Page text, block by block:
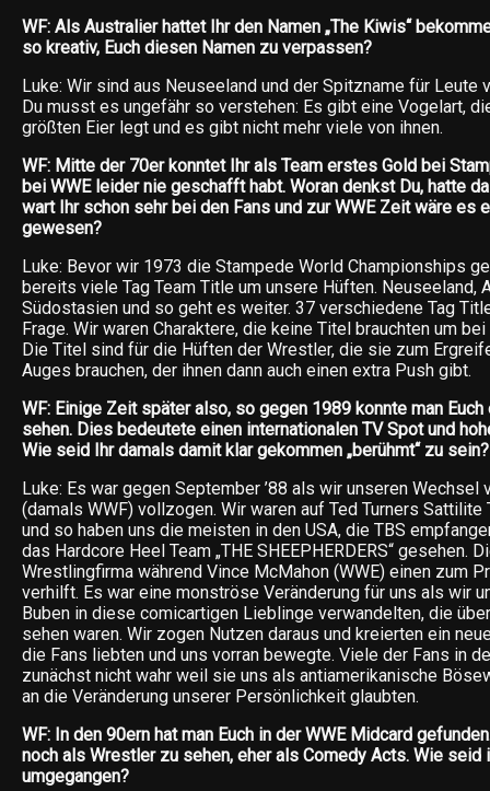
WF: Als Australier hattet Ihr den Namen „The Kiwis“
so kreativ, Euch diesen Namen zu verpassen?
Luke: Wir sind aus Neuseeland und der Spitzname für Leute
Du musst es ungefähr so verstehen: Es gibt eine Vogelart,
größten Eier legt und es gibt nicht mehr viele von ihnen.
WF: Mitte der 70er konntet Ihr als Team erstes Gold bei
bei WWE leider nie geschafft habt. Woran denkst Du, hatte
wart Ihr schon sehr bei den Fans und zur WWE Zeit wäre es
gewesen?
Luke: Bevor wir 1973 die Stampede World Championships
bereits viele Tag Team Title um unsere Hüften. Neuseeland,
Südostasien und so geht es weiter. 37 verschiedene Tag
Frage. Wir waren Charaktere, die keine Titel brauchten um
Die Titel sind für die Hüften der Wrestler, die sie zum
Auges brauchen, der ihnen dann auch einen extra Push gibt.
WF: Einige Zeit später also, so gegen 1989 konnte man Euch
sehen. Dies bedeutete einen internationalen TV Spot und
Wie seid Ihr damals damit klar gekommen „berühmt“ zu sein?
Luke: Es war gegen September ’88 als wir unseren Wechsel
(damals WWF) vollzogen. Wir waren auf Ted Turners Sattilite
und so haben uns die meisten in den USA, die TBS
das Hardcore Heel Team „THE SHEEPHERDERS“ gesehen.
Wrestlingfirma während Vince McMahon (WWE) einen zum
verhilft. Es war eine monströse Veränderung für uns als wir
Buben in diese comicartigen Lieblinge verwandelten, die
sehen waren. Wir zogen Nutzen daraus und kreierten ein
die Fans liebten und uns vorran bewegte. Viele der Fans in
zunächst nicht wahr weil sie uns als antiamerikanische
an die Veränderung unserer Persönlichkeit glaubten.
WF: In den 90ern hat man Euch in der WWE Midcard
noch als Wrestler zu sehen, eher als Comedy Acts. Wie seid
umgegangen?